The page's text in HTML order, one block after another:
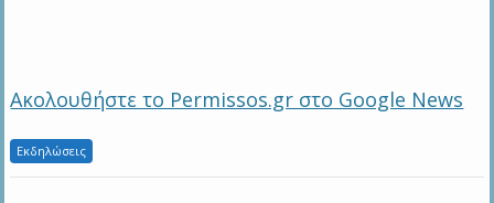
Ακολουθήστε το Permissos.gr στο Google News
Εκδηλώσεις